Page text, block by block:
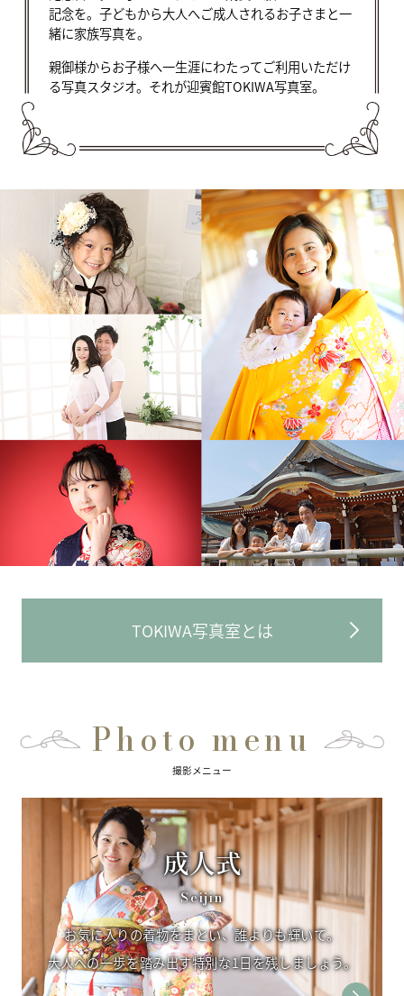
記念を。子どもから大人へご成人されるお子さまと一
緒に家族写真を。
親御様からお子様へ一生涯にわたってご利用いただけ
る写真スタジオ。それが迎賓館TOKIWA写真室。
TOKIWA写真室とは
Photo menu
撮影メニュー
成人式
Seijin
お気に⼊りの着物をまとい、誰よりも輝いて。
⼤⼈への⼀歩を踏み出す特別な1⽇を残しましょう。